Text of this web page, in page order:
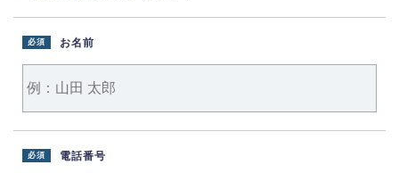
お名前
必須
電話番号
必須